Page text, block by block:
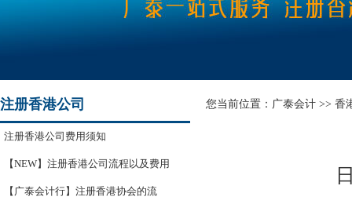
注册香港公司
注册香港公司费用须知
【NEW】注册香港公司流程以及费用
【广泰会计行】注册香港协会的流
您当前位置： 广泰会计 >> 香